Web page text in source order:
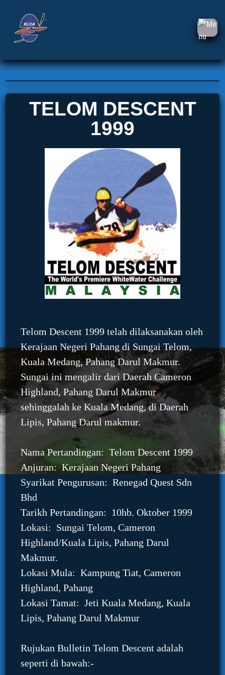
TELOM DESCENT
1999
Telom Descent 1999 telah dilaksanakan oleh
Kerajaan Negeri Pahang di Sungai Telom,
Kuala Medang, Pahang Darul Makmur.
Sungai ini mengalir dari Daerah Cameron
Highland, Pahang Darul Makmur
sehinggalah ke Kuala Medang, di Daerah
Lipis, Pahang Darul makmur.
Nama Pertandingan: Telom Descent 1999
Anjuran: Kerajaan Negeri Pahang
Syarikat Pengurusan: Renegad Quest Sdn
Bhd
Tarikh Pertandingan: 10hb. Oktober 1999
Lokasi: Sungai Telom, Cameron
Highland/Kuala Lipis, Pahang Darul
Makmur.
Lokasi Mula: Kampung Tiat, Cameron
Highland, Pahang
Lokasi Tamat: Jeti Kuala Medang, Kuala
Lipis, Pahang Darul Makmur
Rujukan Bulletin Telom Descent adalah
seperti di bawah:-